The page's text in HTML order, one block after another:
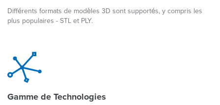
Différents formats de modèles 3D sont supportés, y compris les
plus populaires - STL et PLY.
Gamme de Technologies